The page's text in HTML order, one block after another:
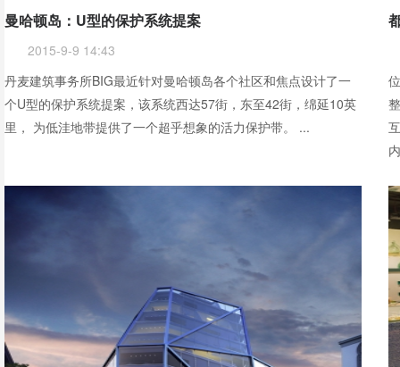
曼哈顿岛：U型的保护系统提案
2015-9-9 14:43
丹麦建筑事务所BIG最近针对曼哈顿岛各个社区和焦点设计了一
个U型的保护系统提案，该系统西达57街，东至42街，绵延10英
里， 为低洼地带提供了一个超乎想象的活力保护带。 ...